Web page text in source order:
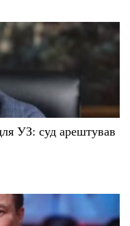
УЗ: суд арештував